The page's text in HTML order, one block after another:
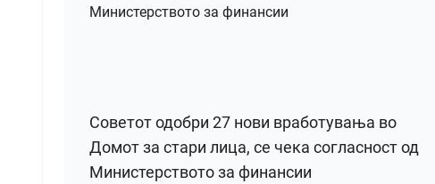
Советот одобри 27 нови вработувања во
Домот за стари лица, се чека согласност од
Министерството за финансии